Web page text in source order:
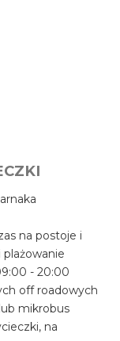
na postoje i
plażowanie
- 20:00
off roadowych
mikrobus
na